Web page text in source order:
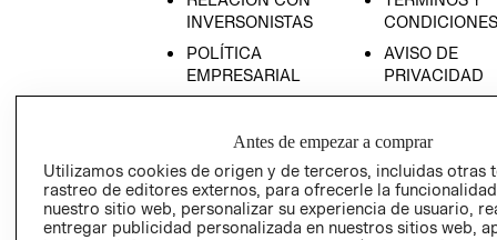
INVERSONISTAS
POLÍTICA
EMPRESARIAL
CONDICIONES
AVISO DE
PRIVACIDAD
AVISO DE
LIBRO DE
Antes de empezar a comprar
Utilizamos cookies de origen y de terceros, incluidas otras
rastreo de editores externos, para ofrecerle la
nuestro sitio web, personalizar su experiencia de usuario,
entregar publicidad personalizada en nuestros sitios web,